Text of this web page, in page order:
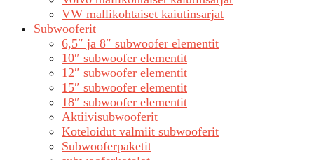
VW mallikohtaiset kaiutinsarjat
Subwooferit
6,5″ ja 8″ subwoofer elementit
10″ subwoofer elementit
12″ subwoofer elementit
15″ subwoofer elementit
18″ subwoofer elementit
Aktiivisubwooferit
Koteloidut valmiit subwooferit
Subwooferpaketit